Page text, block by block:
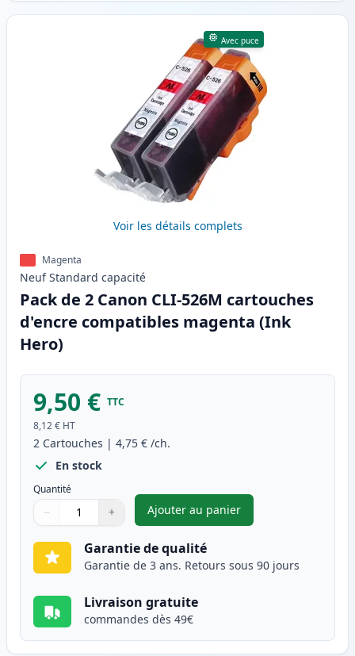
Avec puce
Voir les détails complets
Magenta
Neuf Standard capacité
Pack de 2 Canon CLI-526M cartouches
d'encre compatibles magenta (Ink
Hero)
9,50 € TTC
8,12 € HT
2 Cartouches | 4,75 € /ch.
En stock
Quantité
Quantité
Utilisez les boutons pour ajuster
− +
Quantité
Ajouter au panier
,Pack de 2 Canon CLI-526M
Garantie de qualité
Garantie de 3 ans. Retours sous 90 jours
Livraison gratuite
commandes dès 49€